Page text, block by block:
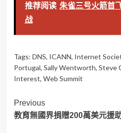
推荐阅读 朱雀三号火箭首
战
Tags: DNS, ICANN, Internet
Portugal, Sally Wentworth, Steve
Interest, Web Summit
Post
Navigation
Previous
教育無國界捐贈200萬美元援